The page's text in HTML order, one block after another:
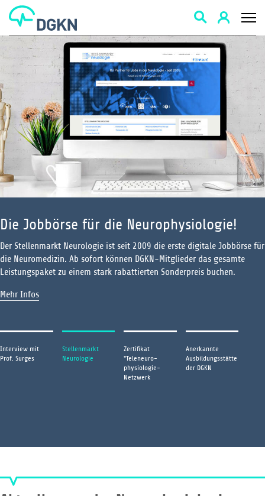
Suche
Die Jobbörse für die Neurophysiologie!
Der Stellenmarkt Neurologie ist seit 2009 die erste digitale Jobbörse für
die Neuromedizin. Ab sofort können DGKN-Mitglieder das gesamte
Leistungspaket zu einem stark rabattierten Sonderpreis buchen.
Mehr Infos
Interview mit
Prof. Surges
Stellenmarkt
Neurologie
Zertifikat
"Teleneuro-
physiologie-
Netzwerk
Anerkannte
Ausbildungsstätte
der DGKN